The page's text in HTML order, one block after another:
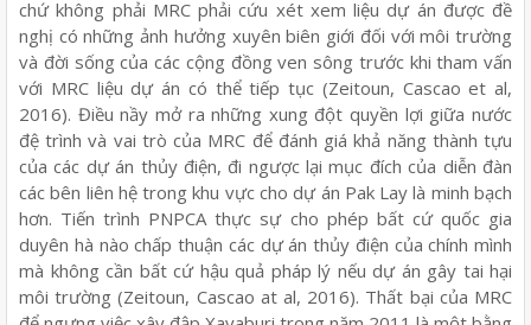
chứ không phải MRC phải cứu xét xem liệu dự án được đề
nghị có những ảnh hưởng xuyên biên giới đối với môi trường
và đời sống của các cộng đồng ven sông trước khi tham vấn
với MRC liệu dự án có thể tiếp tục (Zeitoun, Cascao et al,
2016). Điều nầy mở ra những xung đột quyền lợi giữa nước
đệ trình và vai trò của MRC để đánh giá khả năng thành tựu
của các dự án thủy điện, đi ngược lại mục đích của diễn đàn
các bên liên hệ trong khu vực cho dự án Pak Lay là minh bạch
hơn. Tiến trình PNPCA thực sự cho phép bất cứ quốc gia
duyên hà nào chấp thuận các dự án thủy điện của chính mình
mà không cần bất cứ hậu quả pháp lý nếu dự án gây tai hại
môi trường (Zeitoun, Cascao at al, 2016). Thất bại của MRC